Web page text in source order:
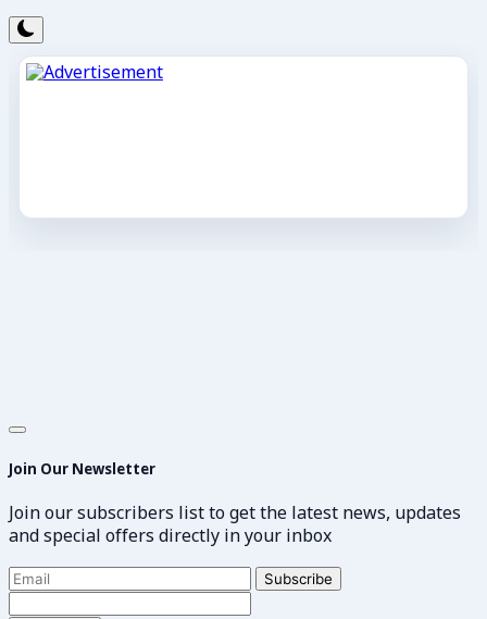
Join Our Newsletter
Join our subscribers list to get the latest news, updates
and special offers directly in your inbox
Subscribe